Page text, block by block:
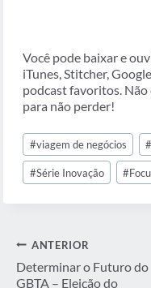
Você pode baixar e
iTunes, Stitcher,
podcast favoritos. Não
para não perder!
Tags
do
Post:
#viagem de negócios
#Série Inovação #
Navegação
de
ANTERIOR
Determinar o Futuro do
GBTA – Eleição do